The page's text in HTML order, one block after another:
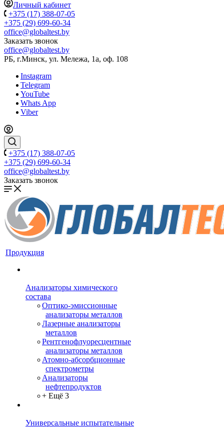
Личный кабинет
+375 (17) 388-07-05
+375 (29) 699-60-34
office@globaltest.by
Заказать звонок
office@globaltest.by
РБ, г.Минск, ул. Мележа, 1а, оф. 108
Instagram
Telegram
YouTube
Whats App
Viber
+375 (17) 388-07-05
+375 (29) 699-60-34
office@globaltest.by
Заказать звонок
Продукция
Анализаторы химического
состава
Оптико-эмиссионные
анализаторы металлов
Лазерные анализаторы
металлов
Рентгенофлуоресцентные
анализаторы металлов
Атомно-абсорбционные
спектрометры
Анализаторы
нефтепродуктов
+ Ещё 3
Универсальные испытательные